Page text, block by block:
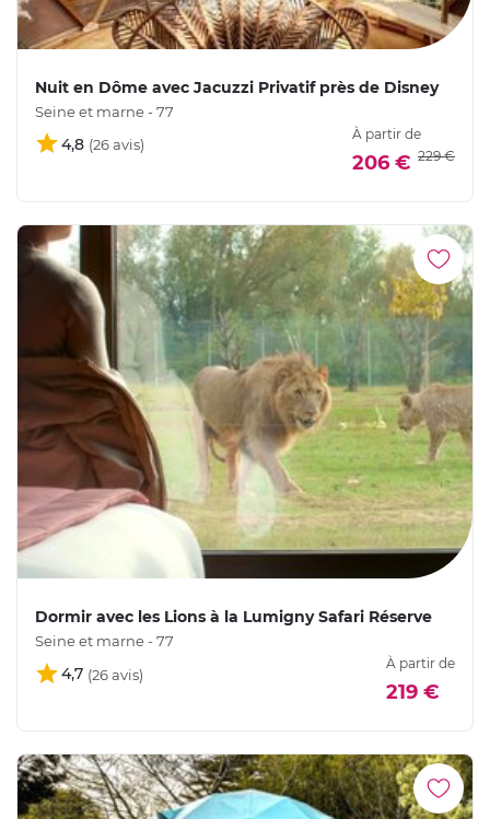
Nuit en Dôme avec Jacuzzi Privatif près de Disney
Seine et marne - 77
4,8
À partir de
206 € 229 €
Dormir avec les Lions à la Lumigny Safari Réserve
Seine et marne - 77
4,7
À partir de
219 €